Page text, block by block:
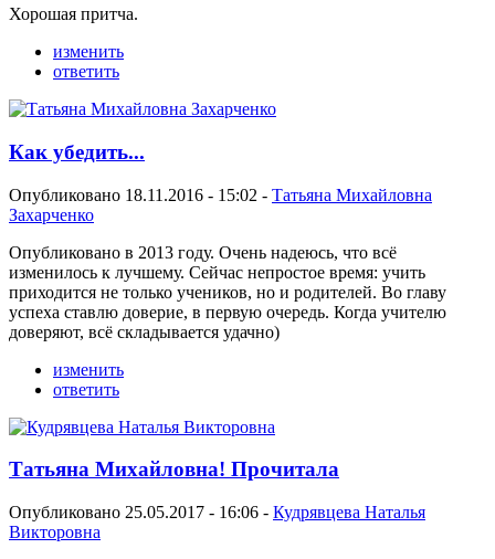
Хорошая притча.
изменить
ответить
Как убедить...
Опубликовано 18.11.2016 - 15:02 - Татьяна Михайловна
Захарченко
Опубликовано в 2013 году. Очень надеюсь, что всё
изменилось к лучшему. Сейчас непростое время: учить
приходится не только учеников, но и родителей. Во главу
успеха ставлю доверие, в первую очередь. Когда учителю
доверяют, всё складывается удачно)
изменить
ответить
Татьяна Михайловна! Прочитала
Опубликовано 25.05.2017 - 16:06 - Кудрявцева Наталья
Викторовна